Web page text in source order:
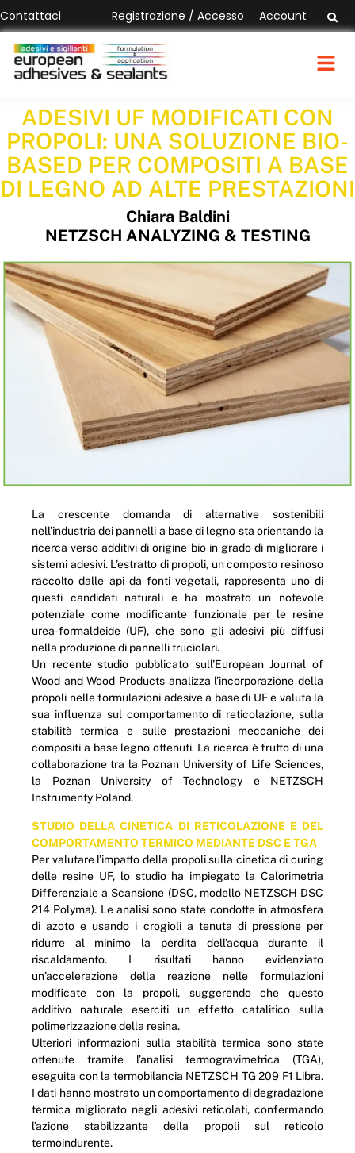
Contattaci Registrazione / Accesso Account
ADESIVI UF MODIFICATI CON
PROPOLI: UNA SOLUZIONE BIO-
BASED PER COMPOSITI A BASE
DI LEGNO AD ALTE PRESTAZIONI
Chiara Baldini
NETZSCH ANALYZING & TESTING
La crescente domanda di alternative sostenibili
nell’industria dei pannelli a base di legno sta orientando la
ricerca verso additivi di origine bio in grado di migliorare i
sistemi adesivi. L’estratto di propoli, un composto resinoso
raccolto dalle api da fonti vegetali, rappresenta uno di
questi candidati naturali e ha mostrato un notevole
potenziale come modificante funzionale per le resine
urea-formaldeide (UF), che sono gli adesivi più diffusi
nella produzione di pannelli truciolari.
Un recente studio pubblicato sull’European Journal of
Wood and Wood Products analizza l’incorporazione della
propoli nelle formulazioni adesive a base di UF e valuta la
sua influenza sul comportamento di reticolazione, sulla
stabilità termica e sulle prestazioni meccaniche dei
compositi a base legno ottenuti. La ricerca è frutto di una
collaborazione tra la Poznan University of Life Sciences,
la Poznan University of Technology e NETZSCH
Instrumenty Poland.
STUDIO DELLA CINETICA DI RETICOLAZIONE E DEL
COMPORTAMENTO TERMICO MEDIANTE DSC E TGA
Per valutare l’impatto della propoli sulla cinetica di curing
delle resine UF, lo studio ha impiegato la Calorimetria
Differenziale a Scansione (DSC, modello NETZSCH DSC
214 Polyma). Le analisi sono state condotte in atmosfera
di azoto e usando i crogioli a tenuta di pressione per
ridurre al minimo la perdita dell’acqua durante il
riscaldamento. I risultati hanno evidenziato
un’accelerazione della reazione nelle formulazioni
modificate con la propoli, suggerendo che questo
additivo naturale eserciti un effetto catalitico sulla
polimerizzazione della resina.
Ulteriori informazioni sulla stabilità termica sono state
ottenute tramite l’analisi termogravimetrica (TGA),
eseguita con la termobilancia NETZSCH TG 209 F1 Libra.
I dati hanno mostrato un comportamento di degradazione
termica migliorato negli adesivi reticolati, confermando
l’azione stabilizzante della propoli sul reticolo
termoindurente.